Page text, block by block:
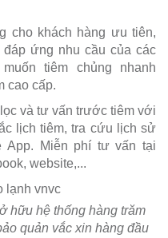
cho khách hàng ưu tiên,
đáp ứng nhu cầu của các
tiêm chủng nhanh
cao cấp.
và tư vấn trước tiêm với
lịch tiêm, tra cứu lịch sử
App. Miễn phí tư vấn tại
website,...
hữu hệ thống hàng trăm
quản vắc xin hàng đầu